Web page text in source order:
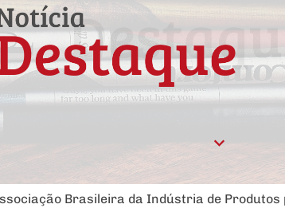
Brasileira da Indústria de